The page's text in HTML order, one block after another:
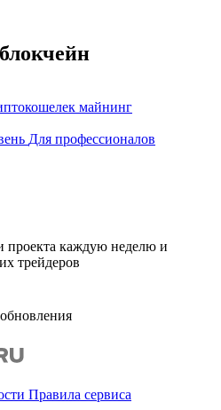
майнинг
Для профессионалов
проекта каждую неделю и
трейдеров
Правила сервиса